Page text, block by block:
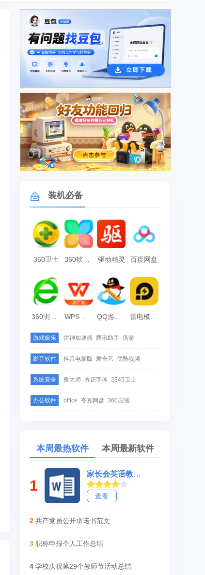
广告
广告
装机必备
360卫士 360软件管家 驱动精灵 百度网盘
雷电模拟器
游戏娱乐 雷神加速器 腾讯助手 迅游
影音软件 抖音电脑版 爱奇艺 优酷视频
系统安全 鲁大师 方正字体 2345卫士
办公软件 office 夸克网盘 360压缩
本周最热软件 本周最新软件
1
家长会英语教师发言稿简短
查看
2 共产党员公开承诺书范文
3 职称申报个人工作总结
4 学校庆祝第29个教师节活动总结